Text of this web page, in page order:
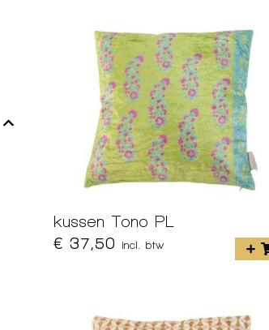
kussen Tono PL
€ 37,50
incl. btw